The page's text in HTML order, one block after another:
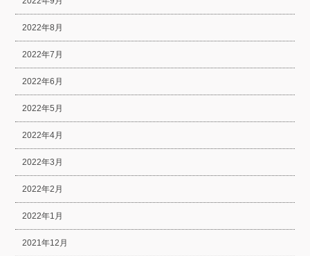
2022年8月
2022年7月
2022年6月
2022年5月
2022年4月
2022年3月
2022年2月
2022年1月
2021年12月